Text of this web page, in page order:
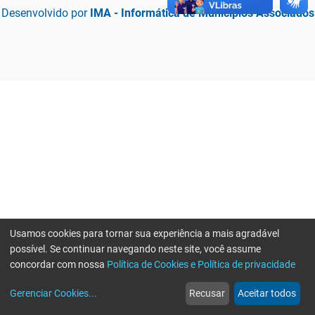
Desenvolvido por IMA - Informática de Municípios Associados
web
Notícias
more_horiz
Mais
Usamos cookies para tornar sua experiência a mais agradável
possível. Se continuar navegando neste site, você assume
concordar com nossa Política de Cookies e Política de privacidade
Gerenciar Cookies... Recusar Aceitar todos
Erro ao enviar informações, por favor tente novamente